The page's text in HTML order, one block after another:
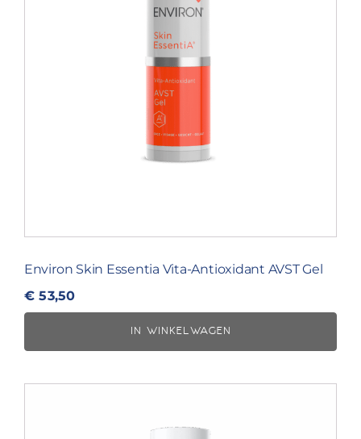
Environ Skin Essentia Vita-Antioxidant AVST Gel
€ 53,50
IN WINKELWAGEN